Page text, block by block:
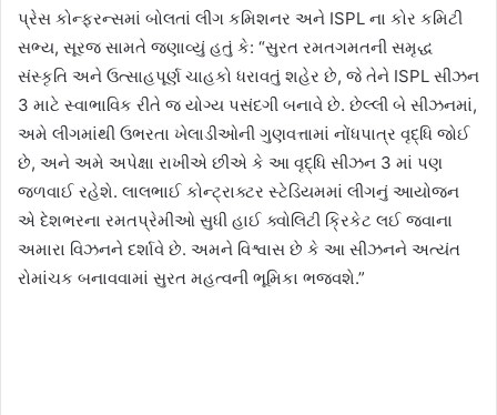
પ્રેસ કોન્ફરન્સમાં બોલતાં લીગ કમિશનર અને ISPL ના કોર કમિટી
સભ્ય, સૂરજ સામતે જણાવ્યું હતું કે: “સુરત રમતગમતની સમૃદ્ધ
સંસ્કૃતિ અને ઉત્સાહપૂર્ણ ચાહકો ધરાવતું શહેર છે, જે તેને ISPL સીઝન
3 માટે સ્વાભાવિક રીતે જ યોગ્ય પસંદગી બનાવે છે. છેલ્લી બે સીઝનમાં,
અમે લીગમાંથી ઉભરતા ખેલાડીઓની ગુણવત્તામાં નોંધપાત્ર વૃદ્ધિ જોઈ
છે, અને અમે અપેક્ષા રાખીએ છીએ કે આ વૃદ્ધિ સીઝન 3 માં પણ
જળવાઈ રહેશે. લાલભાઈ કોન્ટ્રાક્ટર સ્ટેડિયમમાં લીગનું આયોજન
એ દેશભરના રમતપ્રેમીઓ સુધી હાઈ ક્વોલિટી ક્રિકેટ લઈ જવાના
અમારા વિઝનને દર્શાવે છે. અમને વિશ્વાસ છે કે આ સીઝનને અત્યંત
રોમાંચક બનાવવામાં સુરત મહત્વની ભૂમિકા ભજવશે.”